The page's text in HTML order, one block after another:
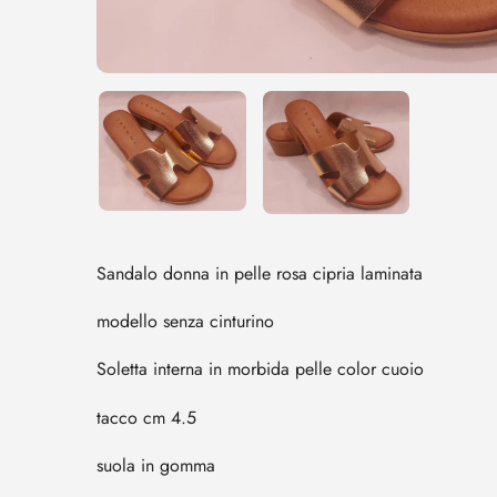
Sandalo donna in pelle rosa cipria laminata
modello senza cinturino
Soletta interna in morbida pelle color cuoio
tacco cm 4.5
suola in gomma